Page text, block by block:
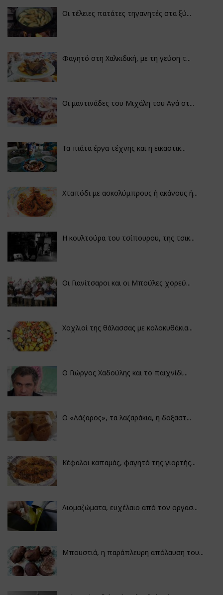
Οι τέλειες πατάτες τηγανητές στα ξύ...
Φαγητό στη Χαλκιδική, με τη γεύση τ...
Οι μαντινάδες του Μιχάλη του Αγά στ...
Τα πιάτα έργα τέχνης και η εικαστικ...
Χταπόδι με ασκολύμπρους ή ακάνους ή...
Η κουλτούρα του τσίπουρου, της τσικ...
Οι Γιανίτσαροι και οι Μπούλες χορεύ...
Χοχλιοί της θάλασσας με κολοκυθάκια...
Ο Γιώργος Χαδούλης και το παιχνίδι...
Ο «Λάζαρος», τα λαζαράκια, η δοξαστ...
Κέφαλοι καπαμάς, φαγητό της γιορτής...
Λιομαζώματα, ευχέλαιο από τον οργασ...
Μπουστιά, η παράπλευρη απόλαυση του...